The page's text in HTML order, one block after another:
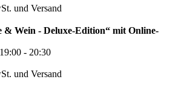
und Versand
& Wein - Deluxe-Edition“ mit Online-
- 20:30
und Versand